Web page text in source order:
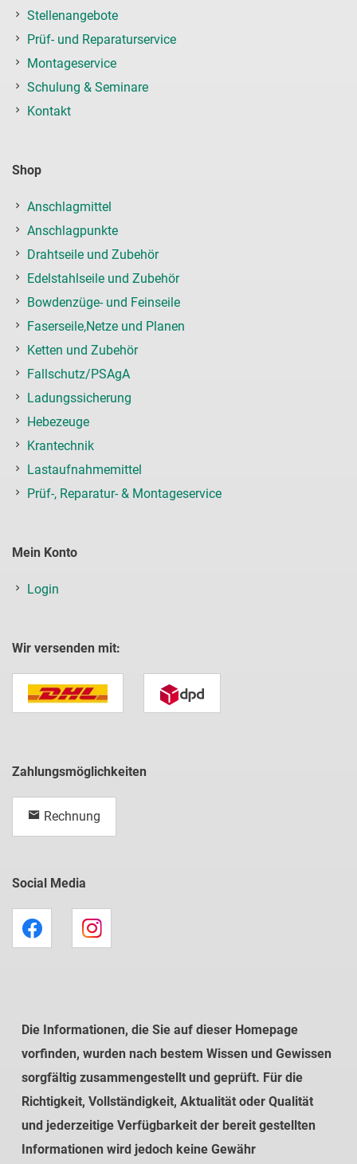
Stellenangebote
Prüf- und Reparaturservice
Montageservice
Schulung & Seminare
Kontakt
Shop
Anschlagmittel
Anschlagpunkte
Drahtseile und Zubehör
Edelstahlseile und Zubehör
Bowdenzüge- und Feinseile
Faserseile,Netze und Planen
Ketten und Zubehör
Fallschutz/PSAgA
Ladungssicherung
Hebezeuge
Krantechnik
Lastaufnahmemittel
Prüf-, Reparatur- & Montageservice
Mein Konto
Login
Wir versenden mit:
Zahlungsmöglichkeiten
Rechnung
Social Media
Die Informationen, die Sie auf dieser Homepage
vorfinden, wurden nach bestem Wissen und Gewissen
sorgfältig zusammengestellt und geprüft. Für die
Richtigkeit, Vollständigkeit, Aktualität oder Qualität
und jederzeitige Verfügbarkeit der bereit gestellten
Informationen wird jedoch keine Gewähr